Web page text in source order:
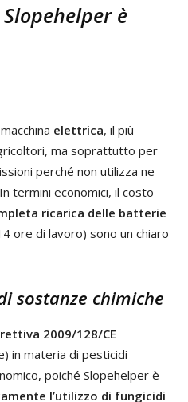
è
elettrica, il più
ma soprattutto per
perché non utilizza ne
termini economici, il costo
ricarica delle batterie
ore di lavoro) sono un chiaro
sostanze chimiche
2009/128/CE
in materia di pesticidi
poiché Slopehelper è
l’utilizzo di fungicidi